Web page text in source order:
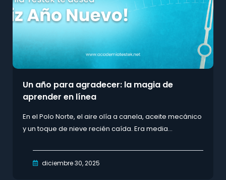
Un año para agradecer: la magia de
aprender en línea
En el Polo Norte, el aire olía a canela, aceite mecánico
y un toque de nieve recién caída. Era media...
diciembre 30, 2025